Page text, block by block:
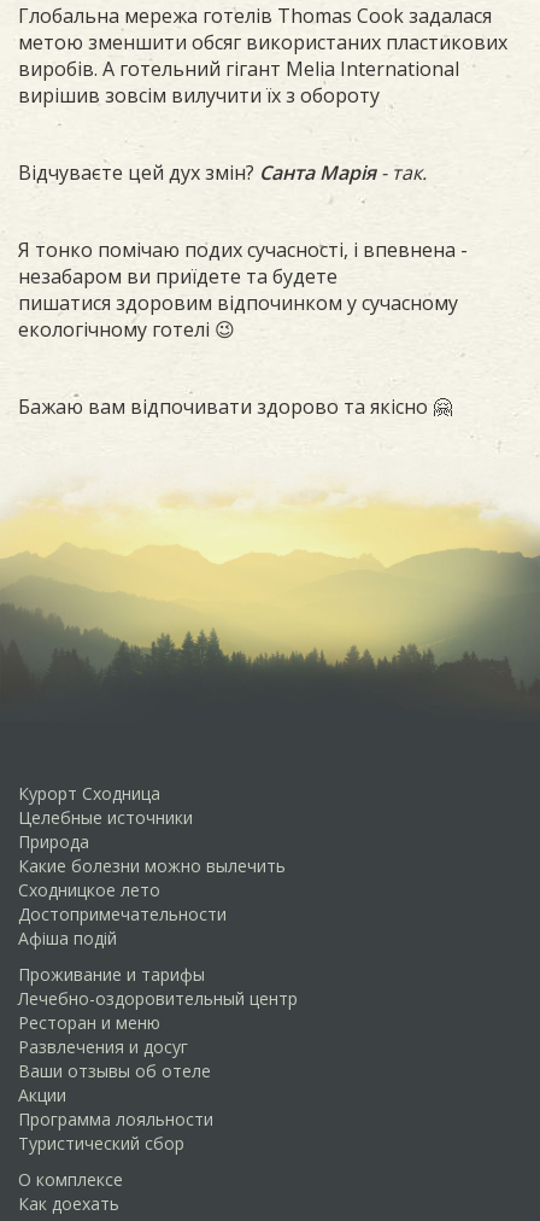
Глобальна мережа готелів Thomas Cook задалася
метою зменшити обсяг використаних пластикових
виробів. А готельний гігант Melia International
вирішив зовсім вилучити їх з обороту
Відчуваєте цей дух змін? Санта Марія- так.
Я тонко помічаю подих сучасності, і впевнена -
незабаром ви приїдете та будете
пишатися здоровим відпочинком у сучасному
екологічному готелі 😉
Бажаю вам відпочивати здорово та якісно 🤗
Курорт Сходница
Целебные источники
Природа
Какие болезни можно вылечить
Сходницкое лето
Достопримечательности
Афіша подій
Проживание и тарифы
Лечебно-оздоровительный центр
Ресторан и меню
Развлечения и досуг
Ваши отзывы об отеле
Акции
Программа лояльности
Туристический сбор
О комплексе
Как доехать